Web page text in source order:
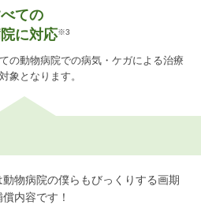
ての
に対応※3
の動物病院での病気・ケガによる治療
象となります。
動物病院の僕らもびっくりする画期
内容です！